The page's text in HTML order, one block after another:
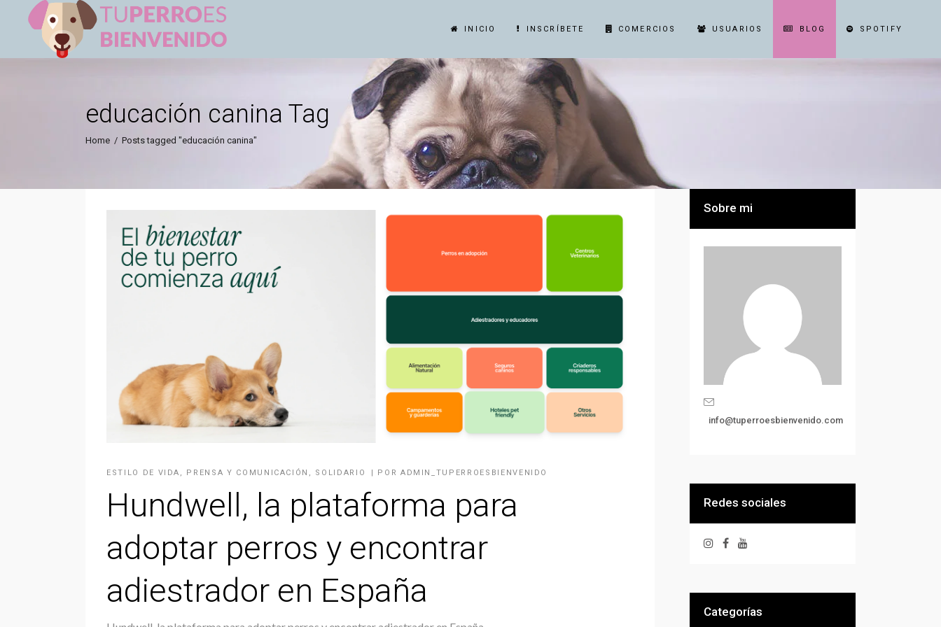
INICIO INSCRÍBETE COMERCIOS USUARIOS BLOG SPOTIFY
educación canina Tag
Home / Posts tagged "educación canina"
ESTILO DE VIDA , PRENSA Y COMUNICACIÓN , SOLIDARIO POR ADMIN_TUPERROESBIENVENIDO
Hundwell, la plataforma para
adoptar perros y encontrar
adiestrador en España
Sobre mi
info@tuperroesbienvenido.com
Redes sociales
Categorías